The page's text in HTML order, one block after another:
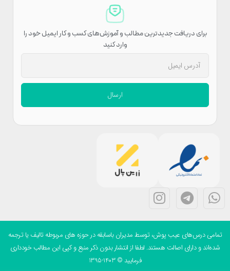
برای دریافت جدیدترین مطالب و آموزش‌های کسب و کار ایمیل خود را
وارد کنید
ارسال
درس‌های عیب پوش، توسط مدیران باسابقه در حوزه های مربوطه تالیف یا ترجمه
و دارای اصالت هستند. لطفا از انتشار بدون ذکر منبع و کپی این مطالب خودداری
فرمایید © 1403-1395